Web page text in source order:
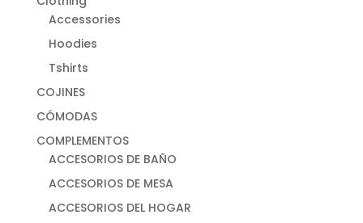
Accessories
Hoodies
Tshirts
COJINES
CÓMODAS
COMPLEMENTOS
ACCESORIOS DE BAÑO
ACCESORIOS DE MESA
ACCESORIOS DEL HOGAR